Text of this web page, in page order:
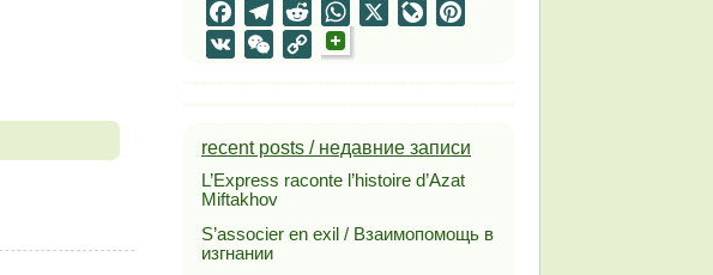
FacebookTelegramRedditWhatsApp LiveJournal
VK
WeChat
Copy
recent posts / недавние записи
L’Express raconte l’histoire d’Azat
Miftakhov
S’associer en exil / Взаимопомощь в
изгнании